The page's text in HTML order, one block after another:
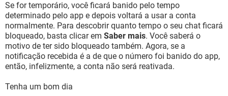
Se for temporário, você ficará banido pelo tempo
determinado pelo app e depois voltará a usar a conta
normalmente. Para descobrir quanto tempo o seu chat ficará
bloqueado, basta clicar em Saber mais. Você saberá o
motivo de ter sido bloqueado também. Agora, se a
notificação recebida é a de que o número foi banido do app,
então, infelizmente, a conta não será reativada.
Tenha um bom dia